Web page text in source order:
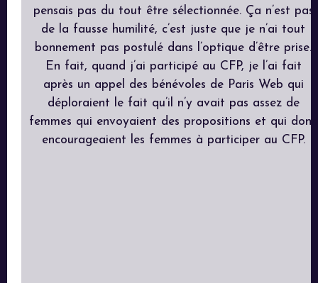
pensais pas du tout être sélectionnée. Ça n’est pas
de la fausse humilité, c’est juste que je n’ai tout
bonnement pas postulé dans l’optique d’être prise.
En fait, quand j’ai participé au CFP, je l’ai fait
après un appel des bénévoles de Paris Web qui
déploraient le fait qu’il n’y avait pas assez de
femmes qui envoyaient des propositions et qui donc
encourageaient les femmes à participer au CFP.